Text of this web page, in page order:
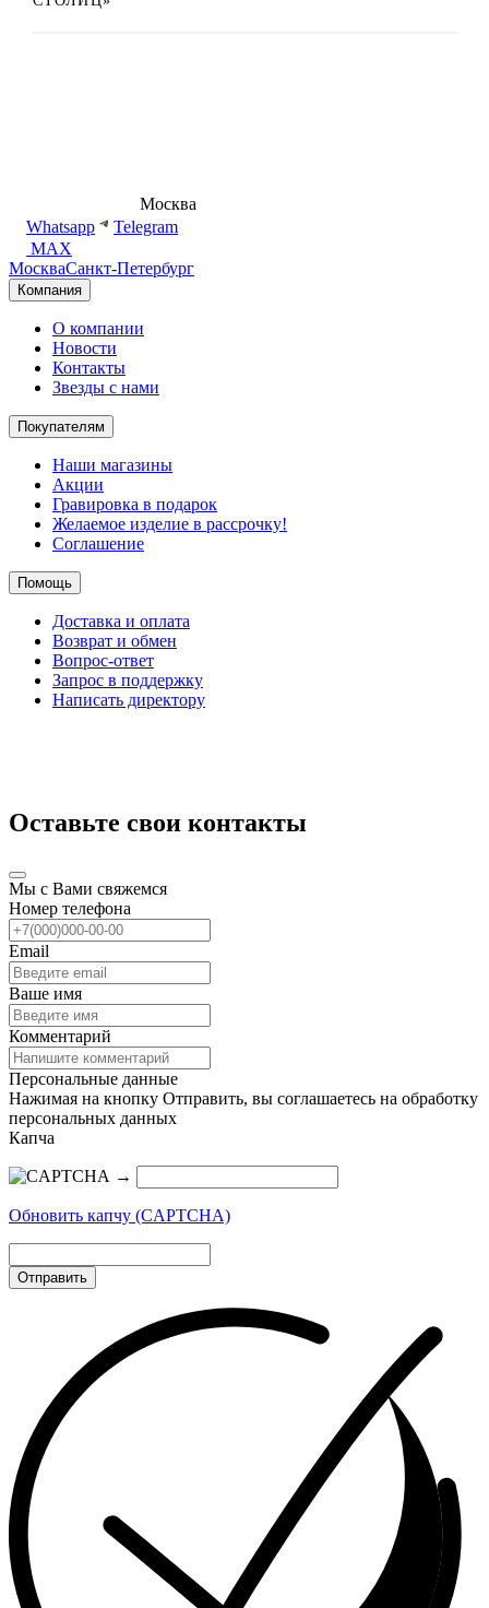
Москва
Whatsapp
Telegram
MAX
МоскваСанкт-Петербург
Компания
О компании
Новости
Контакты
Звезды с нами
Покупателям
Наши магазины
Акции
Гравировка в подарок
Желаемое изделие в рассрочку!
Соглашение
Помощь
Доставка и оплата
Возврат и обмен
Вопрос-ответ
Запрос в поддержку
Написать директору
Оставьте свои контакты
Мы с Вами свяжемся
Номер телефона
Email
Ваше имя
Комментарий
Персональные данные
Нажимая на кнопку Отправить, вы соглашаетесь на обработку
персональных данных
Капча
→
Обновить капчу (CAPTCHA)
Отправить